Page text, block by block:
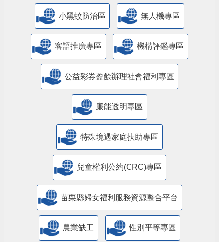
小黑蚊防治區 無人機專區
客語推廣專區 機構評鑑專區
公益彩券盈餘辦理社會福利專區
廉能透明專區
特殊境遇家庭扶助專區
兒童權利公約(CRC)專區
苗栗縣婦女福利服務資源整合平台
農業缺工 性別平等專區